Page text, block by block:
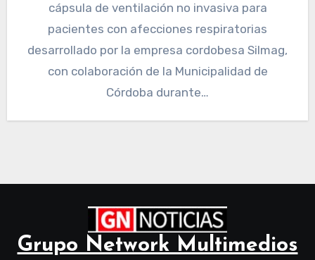
cápsula de ventilación no invasiva para
pacientes con afecciones respiratorias
desarrollado por la empresa cordobesa Silmag,
con colaboración de la Municipalidad de
Córdoba durante…
Grupo Network Multimedios